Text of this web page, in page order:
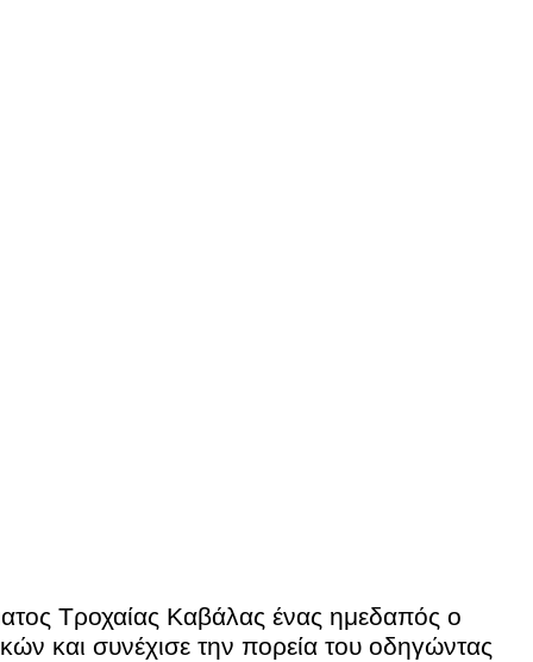
Τροχαίας Καβάλας ένας ημεδαπός ο
και συνέχισε την πορεία του οδηγώντας